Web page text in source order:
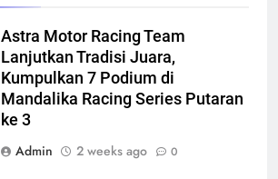
Astra Motor Racing Team
Lanjutkan Tradisi Juara,
Kumpulkan 7 Podium di
Mandalika Racing Series Putaran
ke 3
Admin
2 weeks ago 0